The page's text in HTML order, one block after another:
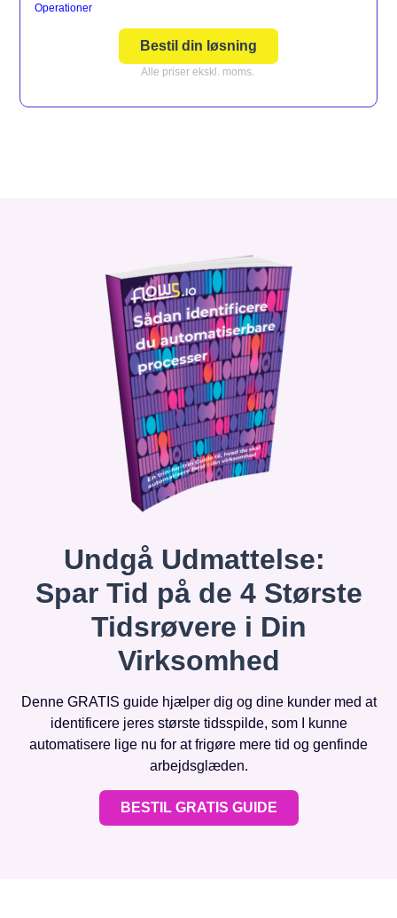
Operationer
Bestil din løsning
Alle priser ekskl. moms.
Undgå Udmattelse:
Spar Tid på de 4 Største
Tidsrøvere i Din
Virksomhed
Denne GRATIS guide hjælper dig og dine kunder med at
identificere jeres største tidsspilde, som I kunne
automatisere lige nu for at frigøre mere tid og genfinde
arbejdsglæden.
BESTIL GRATIS GUIDE